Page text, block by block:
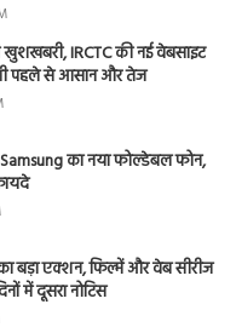
खुशखबरी, IRCTC की नई वेबसाइट
पहले से आसान और तेज
का नया फोल्डेबल फोन,
बड़ा एक्शन, फिल्में और वेब सीरीज
में दूसरा नोटिस